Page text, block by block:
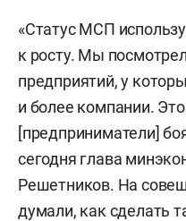
«Статус МСП
к росту. Мы
предприятий, у
и более компании.
[предприниматели]
сегодня глава
Решетников. На
думали, как сделать